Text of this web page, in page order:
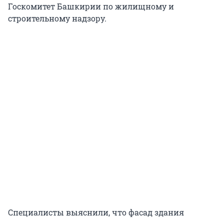
Госкомитет Башкирии по жилищному и
строительному надзору.
Специалисты выяснили, что фасад здания